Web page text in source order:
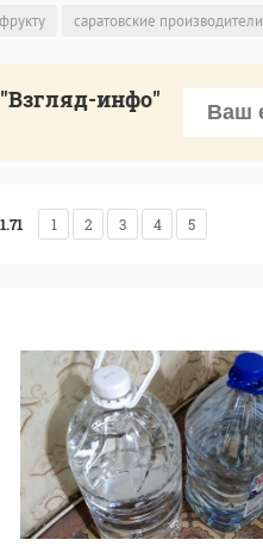
фрукту саратовские производители
инфо"
1.71 1 2 3 4 5